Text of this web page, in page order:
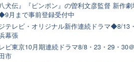
八犬伝』『ピンポン』の曽利文彦監督 新作
月まで事前登録受付中
テレビ・オリジナル新作連続ドラマ◆8/13
幕張
ビ東京10月期連続ドラマ8/8・23・29・30
市